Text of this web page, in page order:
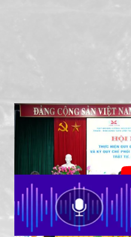
TKV - Công an tỉnh
hiệu quả phối hợp